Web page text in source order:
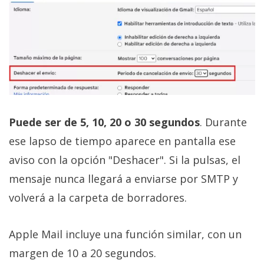
Puede ser de 5, 10, 20 o 30 segundos. Durante
ese lapso de tiempo aparece en pantalla ese
aviso con la opción "Deshacer". Si la pulsas, el
mensaje nunca llegará a enviarse por SMTP y
volverá a la carpeta de borradores.
Apple Mail incluye una función similar, con un
margen de 10 a 20 segundos.